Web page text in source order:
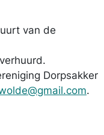
van de
Dorpsakker
.